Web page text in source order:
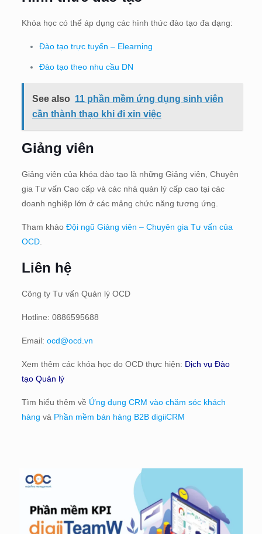
Khóa học có thể áp dụng các hình thức đào tạo đa dạng:
Đào tạo trực tuyến – Elearning
Đào tạo theo nhu cầu DN
See also 11 phần mềm ứng dụng sinh viên
cần thành thạo khi đi xin việc
Giảng viên
Giảng viên của khóa đào tạo là những Giảng viên, Chuyên
gia Tư vấn Cao cấp và các nhà quản lý cấp cao tại các
doanh nghiệp lớn ở các mảng chức năng tương ứng.
Tham khảo Đội ngũ Giảng viên – Chuyên gia Tư vấn của
OCD.
Liên hệ
Công ty Tư vấn Quản lý OCD
Hotline: 0886595688
Email: ocd@ocd.vn
Xem thêm các khóa học do OCD thực hiện: Dịch vụ Đào
tạo Quản lý
Tìm hiểu thêm về Ứng dụng CRM vào chăm sóc khách
hàng và Phần mềm bán hàng B2B digiiCRM